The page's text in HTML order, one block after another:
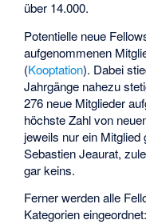
über 14.000.
Potentielle neue
aufgenommenen
(Kooptation). Dabei
Jahrgänge nahezu
276 neue Mitglieder
höchste Zahl von
jeweils nur ein
Sebastien Jeaurat,
gar keins.
Ferner werden alle
Kategorien